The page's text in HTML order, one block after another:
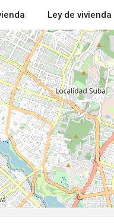
Ley de vivienda